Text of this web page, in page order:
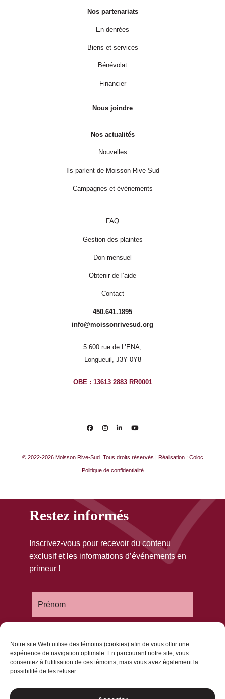
Notre site Web utilise des témoins (cookies) afin de vous offrir une
expérience de navigation optimale. En parcourant notre site, vous
consentez à l'utilisation de ces témoins, mais vous avez également la
possibilité de les refuser.
Nos partenariats
En denrées
Biens et services
Bénévolat
Financier
Nous joindre
Nos actualités
Nouvelles
Ils parlent de Moisson Rive-Sud
Campagnes et événements
FAQ
Gestion des plaintes
Don mensuel
Obtenir de l’aide
Contact
450.641.1895
info@moissonrivesud.org
5 600 rue de L’ENA,
Longueuil, J3Y 0Y8
OBE : 13613 2883 RR0001
© 2022-2026 Moisson Rive-Sud. Tous droits réservés | Réalisation : Coloc
Politique de confidentialité
Restez informés
Inscrivez-vous pour recevoir du contenu
exclusif et les informations d’événements en
primeur !